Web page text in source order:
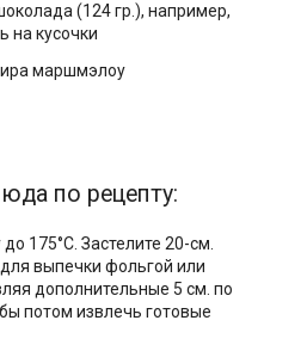
(124 гр.), например,
на кусочки
маршмэлоу
по рецепту:
175°С. Застелите 20-см.
выпечки фольгой или
дополнительные 5 см. по
потом извлечь готовые